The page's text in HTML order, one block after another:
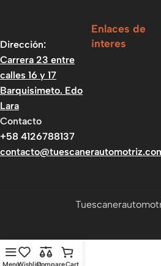
Dirección:
Carrera 23 entre
calles 16 y 17
Barquisimeto. Edo
Lara
Contacto
+58 4126788137
Enlaces de
interes